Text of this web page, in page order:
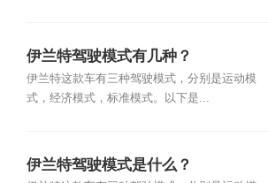
伊兰特驾驶模式有几种？
伊兰特这款车有三种驾驶模式，分别是运动模
式，经济模式，标准模式。以下是...
伊兰特驾驶模式是什么？